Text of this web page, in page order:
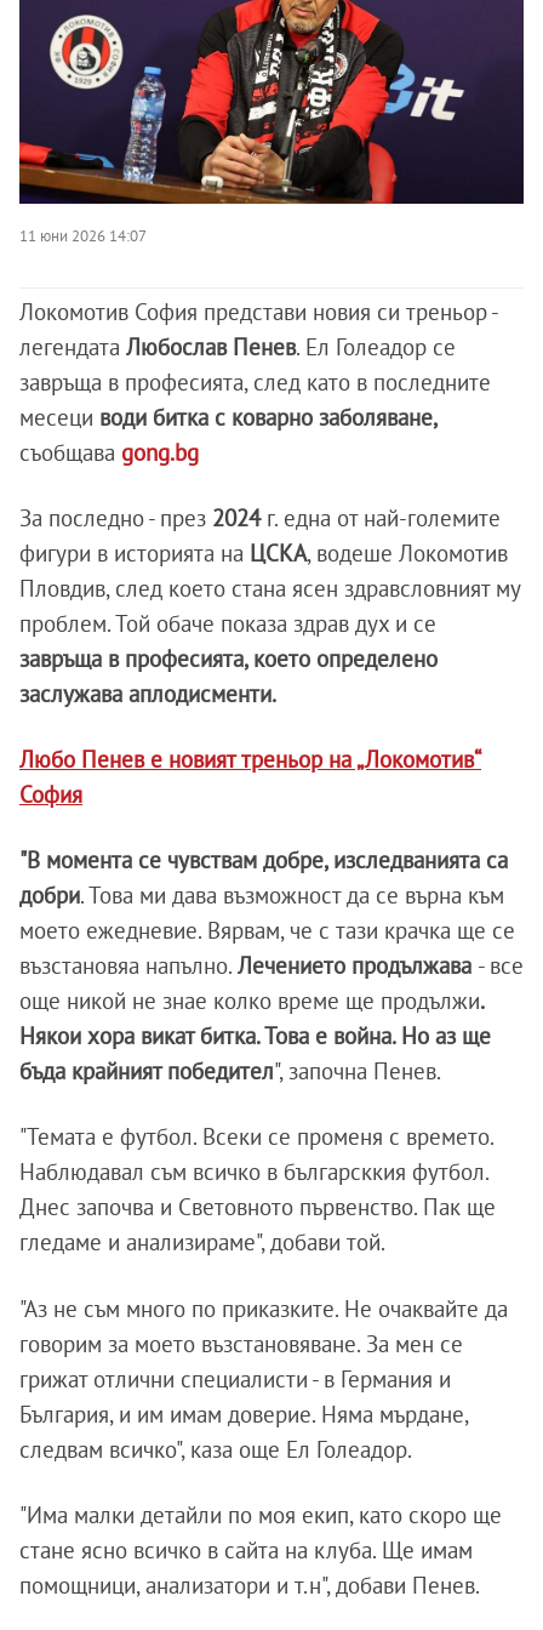
11 юни 2026 14:07
Локомотив София представи новия си треньор -
легендата Любослав Пенев. Ел Голеадор се
завръща в професията, след като в последните
месеци води битка с коварно заболяване,
съобщава gong.bg
За последно - през 2024 г. една от най-големите
фигури в историята на ЦСКА, водеше Локомотив
Пловдив, след което стана ясен здравсловният му
проблем. Той обаче показа здрав дух и се
завръща в професията, което определено
заслужава аплодисменти.
Любо Пенев е новият треньор на „Локомотив“
София
"В момента се чувствам добре, изследванията са
добри. Това ми дава възможност да се върна към
моето ежедневие. Вярвам, че с тази крачка ще се
възстановяа напълно. Лечението продължава - все
още никой не знае колко време ще продължи.
Някои хора викат битка. Това е война. Но аз ще
бъда крайният победител", започна Пенев.
"Темата е футбол. Всеки се променя с времето.
Наблюдавал съм всичко в българсккия футбол.
Днес започва и Световното първенство. Пак ще
гледаме и анализираме", добави той.
"Аз не съм много по приказките. Не очаквайте да
говорим за моето възстановяване. За мен се
грижат отлични специалисти - в Германия и
България, и им имам доверие. Няма мърдане,
следвам всичко", каза още Ел Голеадор.
"Има малки детайли по моя екип, като скоро ще
стане ясно всичко в сайта на клуба. Ще имам
помощници, анализатори и т.н", добави Пенев.